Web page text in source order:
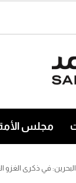
مجلس
في ذكرى الغزو